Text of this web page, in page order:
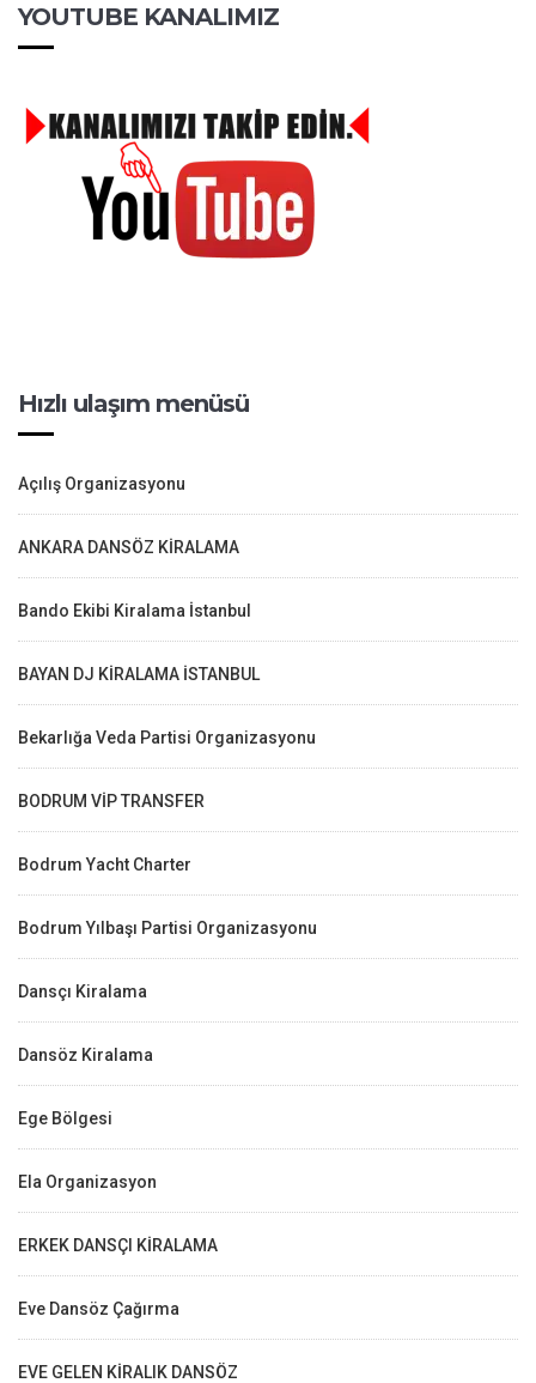
YOUTUBE KANALIMIZ
Hızlı ulaşım menüsü
Açılış Organizasyonu
ANKARA DANSÖZ KİRALAMA
Bando Ekibi Kiralama İstanbul
BAYAN DJ KİRALAMA İSTANBUL
Bekarlığa Veda Partisi Organizasyonu
BODRUM VİP TRANSFER
Bodrum Yacht Charter
Bodrum Yılbaşı Partisi Organizasyonu
Dansçı Kiralama
Dansöz Kiralama
Ege Bölgesi
Ela Organizasyon
ERKEK DANSÇI KİRALAMA
Eve Dansöz Çağırma
EVE GELEN KİRALIK DANSÖZ